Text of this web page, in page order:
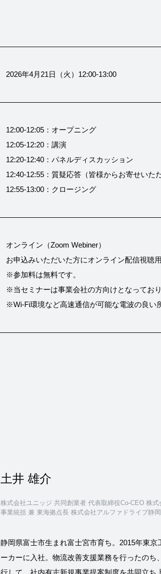
2026年4月21日（火）12:00-13:00
12:00-12:05：オープニング
12:05-12:20：講演
12:20-12:40：パネルディスカッション
12:40-12:55：質疑応答（皆様からお寄せいた
12:55-13:00：クロージング
オンライン（Zoom Webiner）
お申込みいただいた方にオンライン配信視聴
※参加料は無料です。
※当セミナーは事業会社の方向けとなっており
※Wi-Fi環境など高速通信が可能な電波の良い
土井 雄介
株式会社ユニッジ 共同創業者 代表取締役Co-CEO 株
事業統括 兼 東海拠点長 株式会社アルファドライブ静
静岡県富士市生まれ富士宮市育ち。2015年東
ーカーに入社。物流改善支援業務を行ったの
行して、社内有志新規事業提案制度を共同立ち